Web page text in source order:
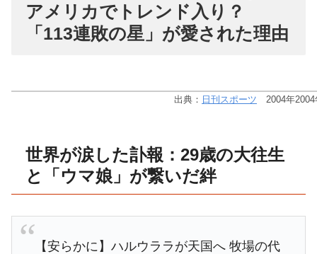
アメリカでトレンド入り？
「113連敗の星」が愛された理由
出典： 日刊スポーツ 2004年2004
世界が涙した訃報：29歳の大往生
と「ウマ娘」が繋いだ絆
【安らかに】ハルウララが天国へ 牧場の代